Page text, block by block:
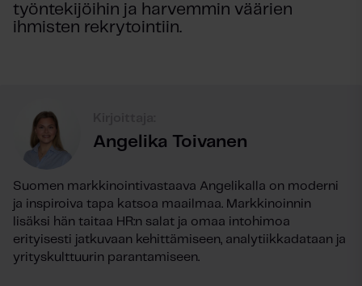
työntekijöihin ja harvemmin väärien
ihmisten rekrytointiin.
Angelika Toivanen
Suomen markkinointivastaava Angelikalla on moderni
ja inspiroiva tapa katsoa maailmaa. Markkinoinnin
lisäksi hän taitaa HR:n salat ja omaa intohimoa
erityisesti jatkuvaan kehittämiseen, analytiikkadataan ja
yrityskulttuurin parantamiseen.